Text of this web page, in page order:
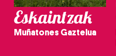
Eskaintzak
Muñatones Gaztelua